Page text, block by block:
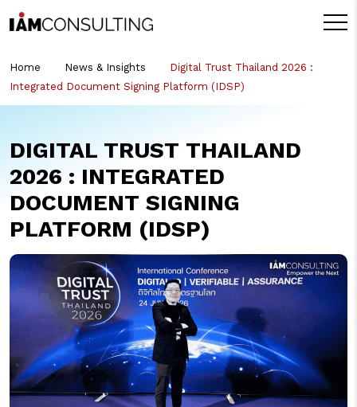
Home News & Insights
Digital Trust Thailand 2026 :
Integrated Document Signing Platform (IDSP)
DIGITAL TRUST THAILAND
2026 : INTEGRATED
DOCUMENT SIGNING
PLATFORM (IDSP)